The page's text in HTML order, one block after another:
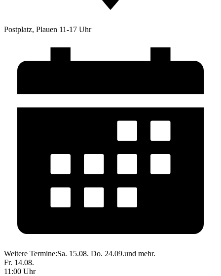
Postplatz, Plauen 11-17 Uhr
Weitere Termine:Sa. 15.08. Do. 24.09.und mehr.
Fr. 14.08.
11:00 Uhr